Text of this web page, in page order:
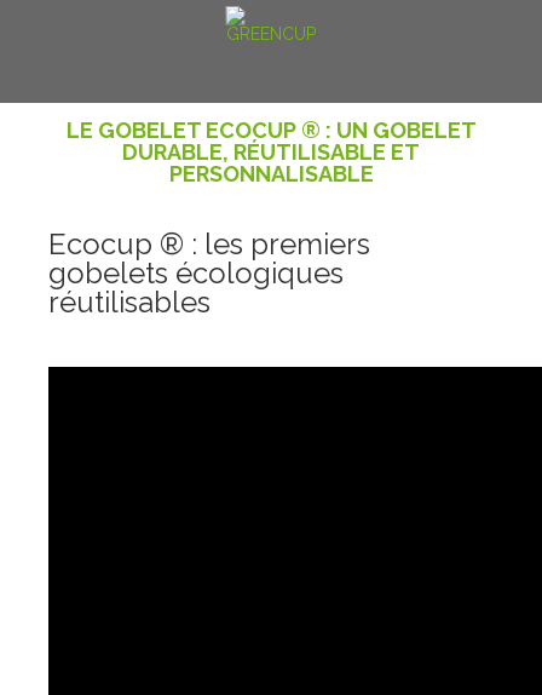
LE GOBELET ECOCUP ® : UN GOBELET
DURABLE, RÉUTILISABLE ET
PERSONNALISABLE
Ecocup ® : les premiers
gobelets écologiques
réutilisables